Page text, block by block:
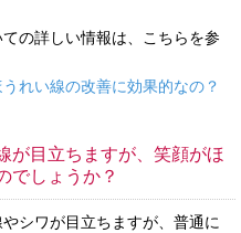
の詳しい情報は、こちらを参
れい線の改善に効果的なの？
が目立ちますが、笑顔がほ
でしょうか？
シワが目立ちますが、普通に